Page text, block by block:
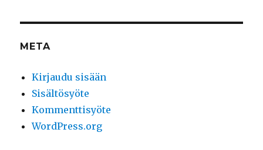
META
Kirjaudu sisään
Sisältösyöte
Kommenttisyöte
WordPress.org